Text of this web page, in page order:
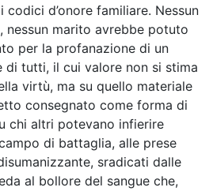
d’onore familiare. Nessun
nessun marito avrebbe potuto
per la profanazione di un
di tutti, il cui valore non si stima
virtù, ma su quello materiale
consegnato come forma di
chi altri potevano infierire
di battaglia, alle prese
sradicati dalle
al bollore del sangue che,